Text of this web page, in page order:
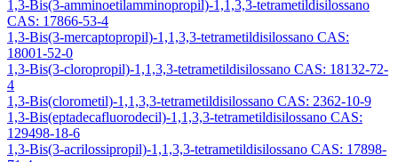
1,3-Bis(3-amminoetilamminopropil)-1,1,3,3-tetrametildisilossano
CAS: 17866-53-4
1,3-Bis(3-mercaptopropil)-1,1,3,3-tetrametildisilossano CAS:
18001-52-0
1,3-Bis(3-cloropropil)-1,1,3,3-tetrametildisilossano CAS: 18132-72-
4
1,3-Bis(clorometil)-1,1,3,3-tetrametildisilossano CAS: 2362-10-9
1,3-Bis(eptadecafluorodecil)-1,1,3,3-tetrametildisilossano CAS:
129498-18-6
1,3-Bis(3-acrilossipropil)-1,1,3,3-tetrametildisilossano CAS: 17898-